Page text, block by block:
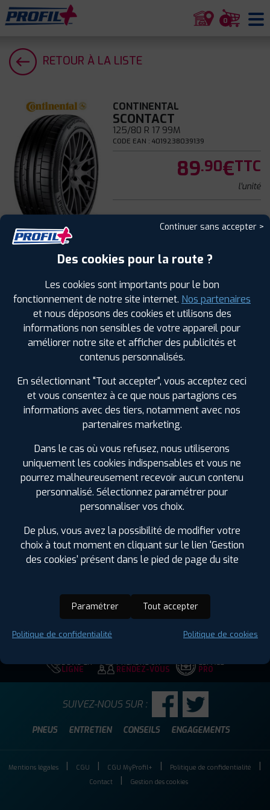
0
RETOUR À LA LISTE
CONTINENTAL
SCONTACT
125/80 R 17 99M
CODE EAN : 4019238039139
89.90€TTC
l'unité
Votre commande
montée et équilibrée :
226.80€
FAIRE INSTALLER CE PNEU
Sous réserve de disponibilité en agence
SPÉCIFICATIONS AVIS CLIENTS ÉTIQUETAGE
Étiquetage
Été
Largeur :125
Hauteur :80
Diamètre : 17
Vitesse :M
Code EAN :4019238039139
DEVIS EN
LIGNE
PRENDRE UN
RENDEZ-VOUS
ESPACE
PRO
PNEUS ENTRETIEN CONSEILS ENGAGEMENTS
SUIVEZ-NOUS SUR :
Mentions légales CGU CGU MyProfil+
Politique de confidentialité
Contact
Gestion des cookies
Continuer sans accepter >
Des cookies pour la route ?
Les cookies sont importants pour le bon
fonctionnement de notre site internet. Nos partenaires
et nous déposons des cookies et utilisons des
informations non sensibles de votre appareil pour
améliorer notre site et afficher des publicités et
contenus personnalisés.
En sélectionnant "Tout accepter", vous acceptez ceci
et vous consentez à ce que nous partagions ces
informations avec des tiers, notamment avec nos
partenaires marketing.
Dans le cas où vous refusez, nous utiliserons
uniquement les cookies indispensables et vous ne
pourrez malheureusement recevoir aucun contenu
personnalisé. Sélectionnez paramétrer pour
personnaliser vos choix.
De plus, vous avez la possibilité de modifier votre
choix à tout moment en cliquant sur le lien 'Gestion
des cookies' présent dans le pied de page du site
Paramétrer Tout accepter
Politique de confidentialité Politique de cookies